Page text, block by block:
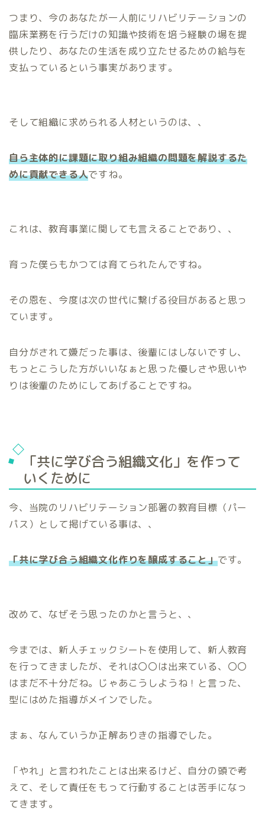
つまり、今のあなたが一人前にリハビリテーションの
臨床業務を行うだけの知識や技術を培う経験の場を提
供したり、あなたの生活を成り立たせるための給与を
支払っているという事実があります。
そして組織に求められる人材というのは、、
自ら主体的に課題に取り組み組織の問題を解説するた
めに貢献できる人ですね。
これは、教育事業に関しても言えることであり、、
育った僕らもかつては育てられたんですね。
その恩を、今度は次の世代に繋げる役目があると思っ
ています。
自分がされて嫌だった事は、後輩にはしないですし、
もっとこうした方がいいなぁと思った優しさや思いや
りは後輩のためにしてあげることですね。
「共に学び合う組織文化」を作って
いくために
今、当院のリハビリテーション部署の教育目標（パー
パス）として掲げている事は、、
「共に学び合う組織文化作りを醸成すること」です。
改めて、なぜそう思ったのかと言うと、、
今までは、新人チェックシートを使用して、新人教育
を行ってきましたが、それは〇〇は出来ている、〇〇
はまだ不十分だね。じゃあこうしようね！と言った、
型にはめた指導がメインでした。
まぁ、なんていうか正解ありきの指導でした。
「やれ」と言われたことは出来るけど、自分の頭で考
えて、そして責任をもって行動することは苦手になっ
てきます。